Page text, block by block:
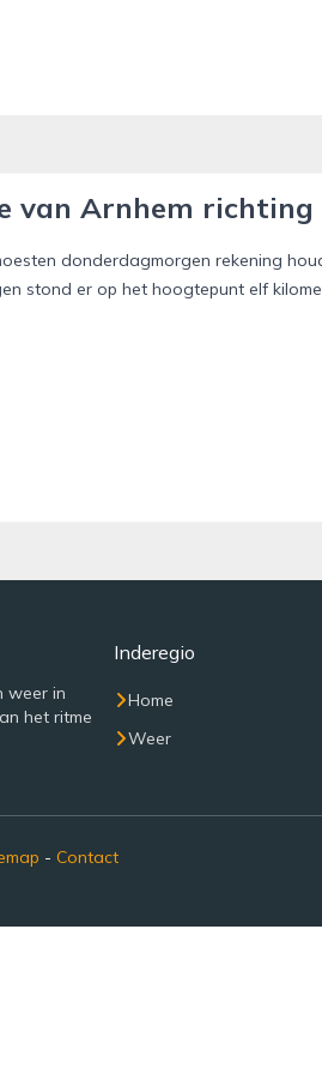
van Arnhem
donderdagmorgen rekening
stond er op het hoogtepunt elf
weer in
het ritme
Inderegio
Home
Weer
- Contact